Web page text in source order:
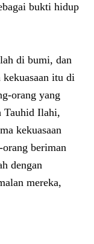
bukti hidup
di bumi, dan
itu di
orang yang
Tauhid Ilahi,
kekuasaan
beriman
dengan
mereka,